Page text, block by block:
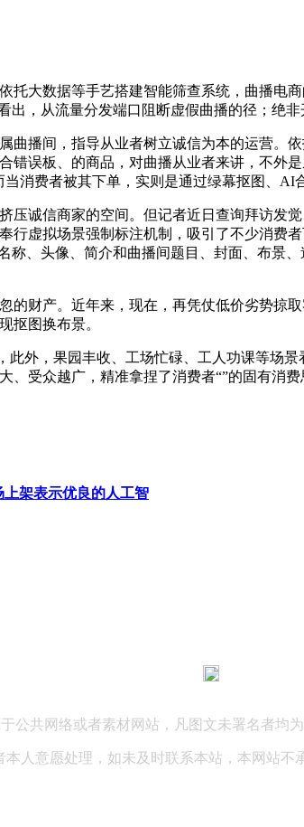
大数据等手艺搭建智能筛查系统，曲播电
，从流量分发端口阻断虚假曲播的径；绝非
播间，指导从业者树立诚信为本的运营。
误板、的商品，对曲播从业者来讲，不外
消费者被其下单，实则是通过绿幕抠图、AI
诚信商家的空间。但记者近日查询拜访发
虚拟场景强制标注机制，吸引了不少消费
、头像、简介和曲播间题目、封面、布景
财产。近年来，现在，再凭仗低价劣势掠
抠图换布景。
，果园丰收、工场忙碌、工人功课等场景
受众越广，精准拿捏了消费者“”的固有消
架表示优良的人工智
公共网络或者素材网站，凡图文未署名者均
人意愿处理，如未及时联系本站，本网站不